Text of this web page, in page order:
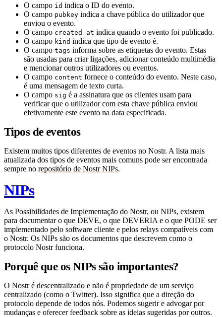
O campo id indica o ID do evento.
O campo pubkey indica a chave pública do utilizador que
enviou o evento.
O campo created_at indica quando o evento foi publicado.
O campo kind indica que tipo de evento é.
O campo tags informa sobre as etiquetas do evento. Estas
são usadas para criar ligações, adicionar conteúdo multimédia
e mencionar outros utilizadores ou eventos.
O campo content fornece o conteúdo do evento. Neste caso,
é uma mensagem de texto curta.
O campo sig é a assinatura que os clientes usam para
verificar que o utilizador com esta chave pública enviou
efetivamente este evento na data especificada.
Tipos de eventos
Existem muitos tipos diferentes de eventos no Nostr. A lista mais
atualizada dos tipos de eventos mais comuns pode ser encontrada
sempre no repositório de Nostr NIPs.
NIPs
As Possibilidades de Implementação do Nostr, ou NIPs, existem
para documentar o que DEVE, o que DEVERIA e o que PODE ser
implementado pelo software cliente e pelos relays compatíveis com
o Nostr. Os NIPs são os documentos que descrevem como o
protocolo Nostr funciona.
Porquê que os NIPs são importantes?
O Nostr é descentralizado e não é propriedade de um serviço
centralizado (como o Twitter). Isso significa que a direção do
protocolo depende de todos nós. Podemos sugerir e advogar por
mudanças e oferecer feedback sobre as ideias sugeridas por outros.